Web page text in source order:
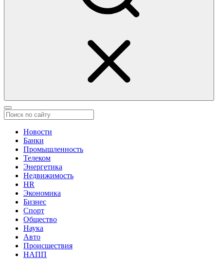
Новости
Банки
Промышленность
Телеком
Энергетика
Недвижимость
HR
Экономика
Бизнес
Спорт
Общество
Наука
Авто
Происшествия
НАПП